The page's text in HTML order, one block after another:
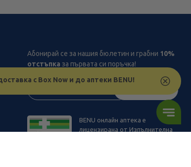
с Box Now и до аптеки BENU!
Абонирай се за нашия бюлетин и грабни 10%
отстъпка за първата си поръчка!
BENU онлайн аптека е
лицензирана от Изпълнителна